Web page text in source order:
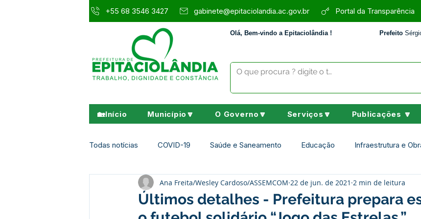
+55 68 3546 3427 gabinete@epitaciolandia.ac.gov.br Portal da Transparência
Olá, Bem-vindo a Epitaciolândia ! Prefeito
🏡Início Município🔽 O Governo🔽 Serviços🔽 Publicações 🔽
Todas notícias COVID-19 Saúde e Saneamento Educação Infraestrutura e
Agricultura e Meio Ambiente Assistência Social Desporto Cultura e Lazer
Últimos detalhes - Prefeitura prepara
Ana Freita/Wesley Cardoso/ASSEMCOM 22 de jun. de 2021 2 min de leitura